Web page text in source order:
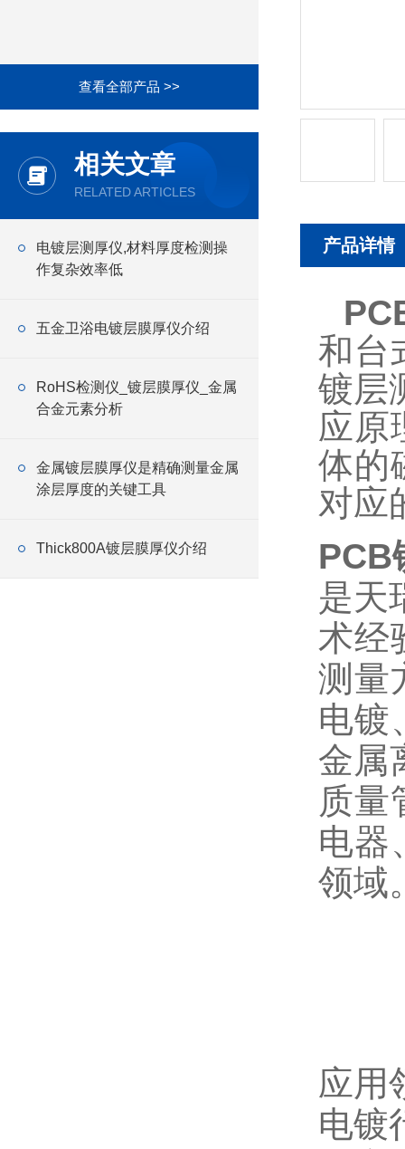
查看全部产品 >>
相关文章
RELATED ARTICLES
电镀层测厚仪,材料厚度检测操
作复杂效率低
五金卫浴电镀层膜厚仪介绍
RoHS检测仪_镀层膜厚仪_金属
合金元素分析
金属镀层膜厚仪是精确测量金属
涂层厚度的关键工具
Thick800A镀层膜厚仪介绍
产品详情
和台
镀层
应原
体的
对应
PCB
是天
术经
测量
电镀
金属
质量
电器
领域
应用
电镀